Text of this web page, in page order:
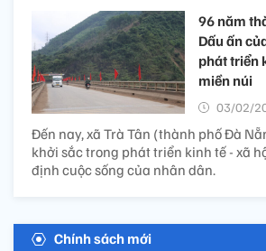
96 năm
Dấu ấn
phát triển
miền núi
03/02/
Đến nay, xã Trà Tân (thành phố Đà
khởi sắc trong phát triển kinh tế - xã
định cuộc sống của nhân dân.
Chính sách mới